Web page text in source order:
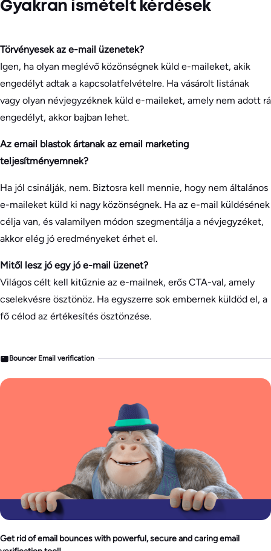
Gyakran ismételt kérdések
Törvényesek az e-mail üzenetek?
Igen, ha olyan meglévő közönségnek küld e-maileket, akik
engedélyt adtak a kapcsolatfelvételre. Ha vásárolt listának
vagy olyan névjegyzéknek küld e-maileket, amely nem adott rá
engedélyt, akkor bajban lehet.
Az email blastok ártanak az email marketing
teljesítményemnek?
Ha jól csinálják, nem. Biztosra kell mennie, hogy nem általános
e-maileket küld ki nagy közönségnek. Ha az e-mail küldésének
célja van, és valamilyen módon szegmentálja a névjegyzéket,
akkor elég jó eredményeket érhet el.
Mitől lesz jó egy jó e-mail üzenet?
Világos célt kell kitűznie az e-mailnek, erős CTA-val, amely
cselekvésre ösztönöz. Ha egyszerre sok embernek küldöd el, a
fő célod az értékesítés ösztönzése.
Bouncer Email verification
Get rid of email bounces with powerful, secure and caring email